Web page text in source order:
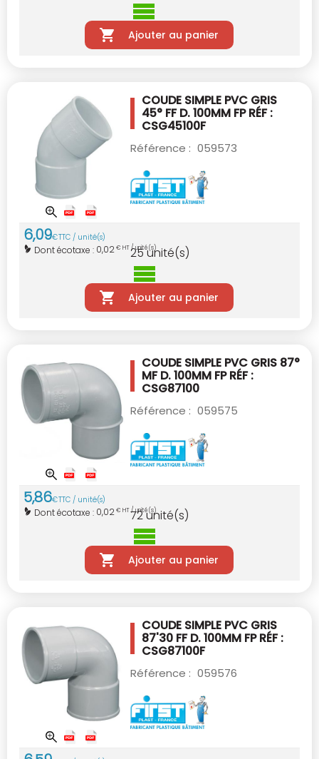
Ajouter au panier
COUDE SIMPLE PVC GRIS
45° FF D. 100MM FP RÉF :
CSG45100F
Référence : 059573
6,09€TTC / unité(s)
Dont écotaxe : 0,02€ HT / unité(s)
25unité(s)
Ajouter au panier
COUDE SIMPLE PVC GRIS 87°
MF D. 100MM FP RÉF :
CSG87100
Référence : 059575
5,86€TTC / unité(s)
Dont écotaxe : 0,02€ HT / unité(s)
72unité(s)
Ajouter au panier
COUDE SIMPLE PVC GRIS
87'30 FF D. 100MM FP RÉF :
CSG87100F
Référence : 059576